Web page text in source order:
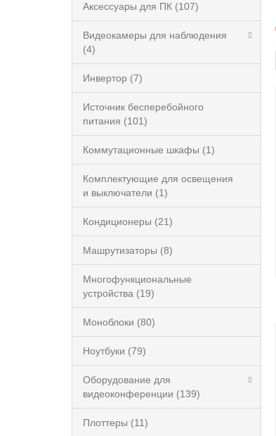
Аксессуары для ПК (107)
Видеокамеры для наблюдения
(4)
Инвертор (7)
Источник бесперебойного
питания (101)
Коммутационные шкафы (1)
Комплектующие для освещения
и выключатели (1)
Кондиционеры (21)
Машрутизаторы (8)
Многофункциональные
устройства (19)
Моноблоки (80)
Ноутбуки (79)
Оборудование для
видеоконференции (139)
Плоттеры (11)